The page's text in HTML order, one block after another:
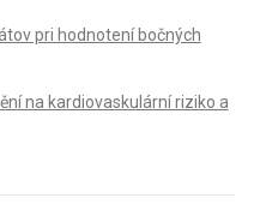
pri hodnotení bočných
na kardiovaskulární riziko a